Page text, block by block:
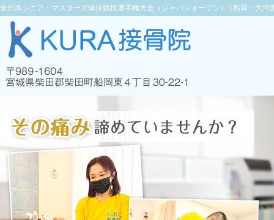
全日本シニア・マスターズ体操競技選手権大会（ジャパンオープン） | 船岡・大河